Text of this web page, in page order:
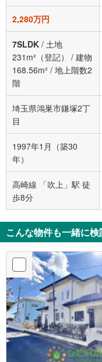
2,280万円
7SLDK / 土地
231m²（登記）
/ 建物
168.56m² / 地上階数2
階
埼玉県鴻巣市鎌塚2丁
目
1997年1月（築30
年）
高崎線 「吹上」駅 徒
歩8分
こんな物件も一緒に